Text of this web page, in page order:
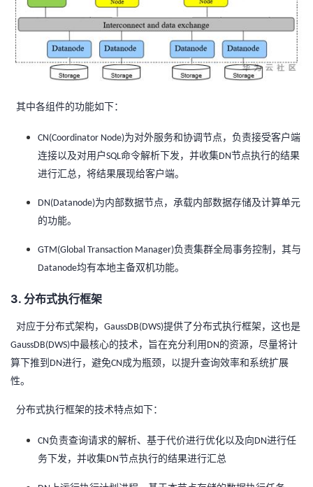
客
论
的
我
者
学
堂
我
Programs
支
持
我
其中各组件的功能如下：
CN(Coordinator Node)为对外服务和协调节点，负责接受客户端
连接以及对用户SQL命令解析下发， 并收集DN节点执行的结果
进行汇总，将结果展现给客户端。
DN(Datanode)为内部数据节点，承载内部数据存储及计算单元
的功能。
GTM(Global Transaction Manager)负责集群全局事务控制，其与
Datanode均有本地主备双机功能。
3. 分布式执行框架
对应于分布式架构， GaussDB(DWS)提供了分布式执行框架，这也是
GaussDB(DWS)中最核心的技术，旨在充分利用 DN的资源，尽量将计
算下推到 DN进行，避免CN成为瓶颈，以提升查询效率和系统扩展
性。
分布式执行框架的技术特点如下：
CN负责查询请求的解析、基于代价进行优化以及向DN进行任
务下发， 并收集DN节点执行的结果进行汇总